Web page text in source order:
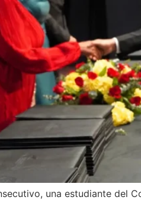
una estudiante del